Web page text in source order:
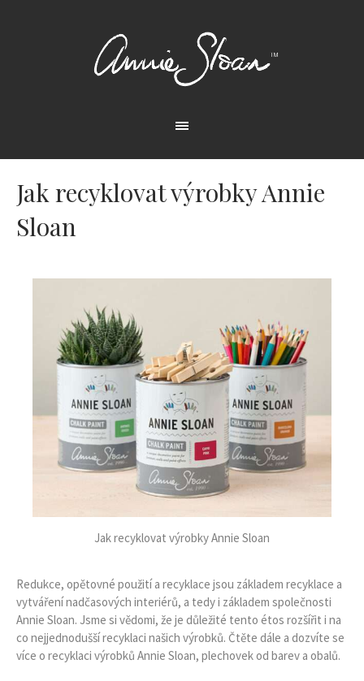
Jak recyklovat výrobky Annie
Sloan
Jak recyklovat výrobky Annie Sloan
Redukce, opětovné použití a recyklace jsou základem recyklace a
vytváření nadčasových interiérů, a tedy i základem společnosti
Annie Sloan. Jsme si vědomi, že je důležité tento étos rozšířit i na
co nejjednodušší recyklaci našich výrobků. Čtěte dále a dozvíte se
více o recyklaci výrobků Annie Sloan, plechovek od barev a obalů.